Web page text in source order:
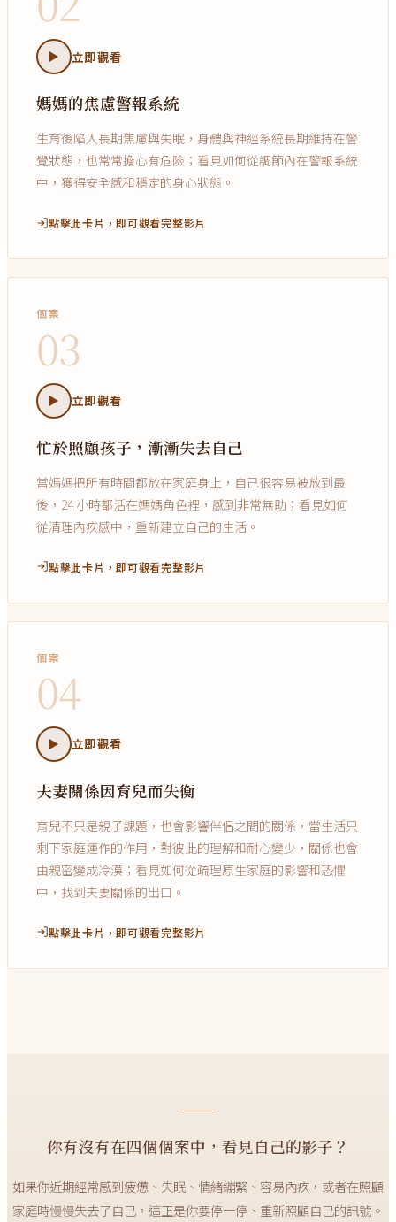
立即觀看
媽媽的焦慮警報系統
生育後陷入長期焦慮與失眠，身體與神經系統長期維持在警
覺狀態，也常常擔心有危險；看見如何從調節內在警報系統
中，獲得安全感和穩定的身心狀態。
點擊此卡片，即可觀看完整影片
個案
03
立即觀看
忙於照顧孩子，漸漸失去自己
當媽媽把所有時間都放在家庭身上，自己很容易被放到最
後，24 小時都活在媽媽角色裡，感到非常無助；看見如何
從清理內疚感中，重新建立自己的生活。
點擊此卡片，即可觀看完整影片
個案
04
立即觀看
夫妻關係因育兒而失衡
育兒不只是親子課題，也會影響伴侶之間的關係，當生活只
剩下家庭運作的作用，對彼此的理解和耐心變少，關係也會
由親密變成冷漠；看見如何從疏理原生家庭的影響和恐懼
中，找到夫妻關係的出口。
點擊此卡片，即可觀看完整影片
你有沒有在四個個案中，看見自己的影子？
如果你近期經常感到疲憊、失眠、情緒繃緊、容易內疚，或者在照顧
家庭時慢慢失去了自己，這正是你要停一停、重新照顧自己的訊號。